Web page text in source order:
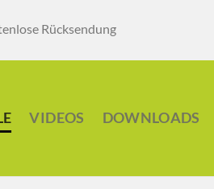
Rücksendung
VIDEOS DOWNLOADS